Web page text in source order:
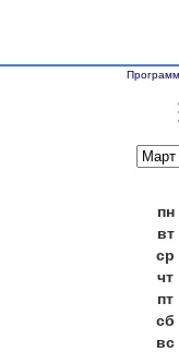
пн
вт
ср
чт
пт
сб
вс